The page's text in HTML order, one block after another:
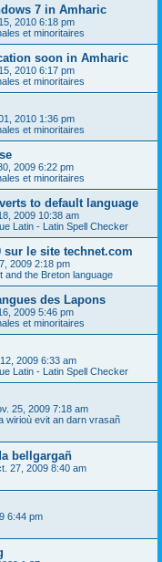
7 in Amharic
2010 6:18 pm
et minoritaires
soon in Amharic
2010 6:17 pm
et minoritaires
2010 1:36 pm
et minoritaires
2009 6:22 pm
et minoritaires
to default language
2009 10:38 am
Latin - Latin Spell Checker
sur le site technet.com
2009 2:18 pm
and the Breton language
des Lapons
2009 5:46 pm
et minoritaires
2009 6:33 am
Latin - Latin Spell Checker
25, 2009 7:18 am
wirioù evit an darn vrasañ
bellgargañ
27, 2009 8:40 am
6:44 pm